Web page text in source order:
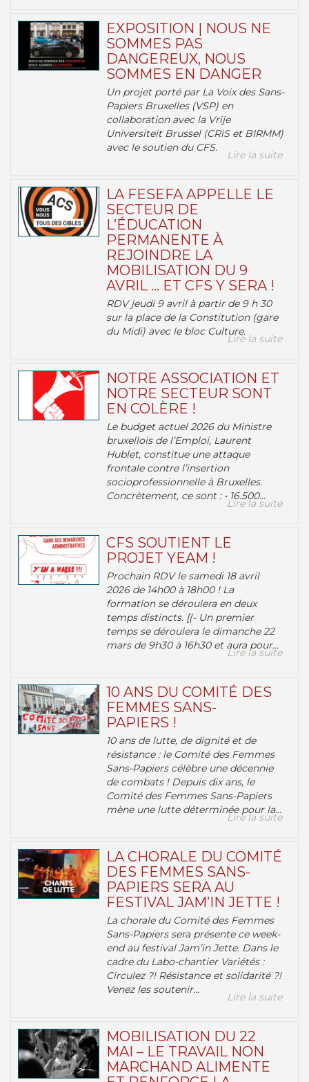
EXPOSITION | NOUS NE
SOMMES PAS
DANGEREUX, NOUS
SOMMES EN DANGER
Un projet porté par La Voix des Sans-
Papiers Bruxelles (VSP) en
collaboration avec la Vrije
Universiteit Brussel (CRiS et BIRMM)
avec le soutien du CFS.
Lire la suite
LA FESEFA APPELLE LE
SECTEUR DE
L’ÉDUCATION
PERMANENTE À
REJOINDRE LA
MOBILISATION DU 9
AVRIL … ET CFS Y SERA !
RDV jeudi 9 avril à partir de 9 h 30
sur la place de la Constitution (gare
du Midi) avec le bloc Culture.
Lire la suite
NOTRE ASSOCIATION ET
NOTRE SECTEUR SONT
EN COLÈRE !
Le budget actuel 2026 du Ministre
bruxellois de l’Emploi, Laurent
Hublet, constitue une attaque
frontale contre l’insertion
socioprofessionnelle à Bruxelles.
Concrètement, ce sont : • 16.500...
Lire la suite
CFS SOUTIENT LE
PROJET YEAM !
Prochain RDV le samedi 18 avril
2026 de 14h00 à 18h00 ! La
formation se déroulera en deux
temps distincts. [(- Un premier
temps se déroulera le dimanche 22
mars de 9h30 à 16h30 et aura pour...
Lire la suite
10 ANS DU COMITÉ DES
FEMMES SANS-
PAPIERS !
10 ans de lutte, de dignité et de
résistance : le Comité des Femmes
Sans-Papiers célèbre une décennie
de combats ! Depuis dix ans, le
Comité des Femmes Sans-Papiers
mène une lutte déterminée pour la...
Lire la suite
LA CHORALE DU COMITÉ
DES FEMMES SANS-
PAPIERS SERA AU
FESTIVAL JAM’IN JETTE !
La chorale du Comité des Femmes
Sans-Papiers sera présente ce week-
end au festival Jam’in Jette. Dans le
cadre du Labo-chantier Variétés :
Circulez ?! Résistance et solidarité ?!
Venez les soutenir...
Lire la suite
MOBILISATION DU 22
MAI – LE TRAVAIL NON
MARCHAND ALIMENTE